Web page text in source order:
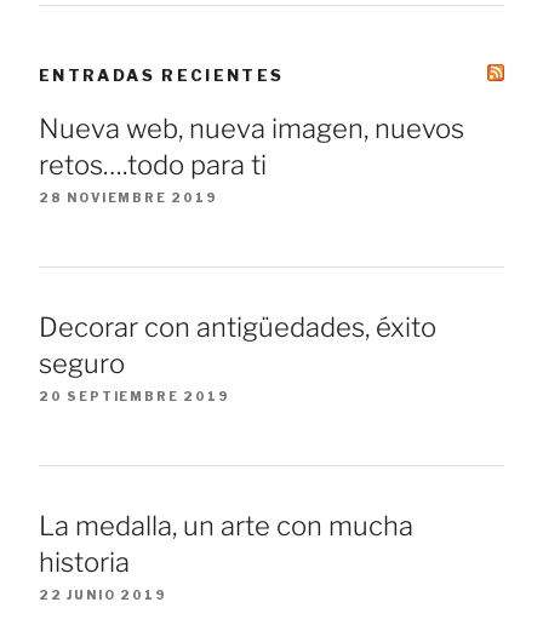
ENTRADAS RECIENTES
Nueva web, nueva imagen, nuevos
retos….todo para ti
28 NOVIEMBRE 2019
Decorar con antigüedades, éxito
seguro
20 SEPTIEMBRE 2019
La medalla, un arte con mucha
historia
22 JUNIO 2019